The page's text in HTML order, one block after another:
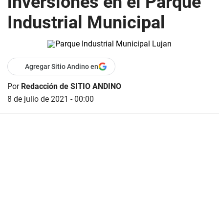
Industrial Municipal
Agregar Sitio Andino en
Por Redacción de SITIO ANDINO
8 de julio de 2021 - 00:00